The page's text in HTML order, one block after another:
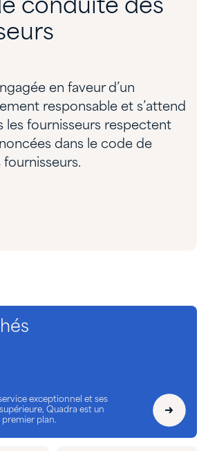
conduite des
en faveur d’un
responsable et s’attend
les fournisseurs respectent
dans le code de
exceptionnel et ses
Quadra est un
plan.